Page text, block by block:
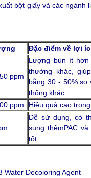
bột giấy và các ngành
Đặc điểm về lợi
ppm
Lượng bùn ít
thường khác,
bằng 30 - 50% so
thống khác.
ppm Hiệu quả cao
Dễ sử dụng, có
sung thêmPAC
tốt
Water Decoloring Agent